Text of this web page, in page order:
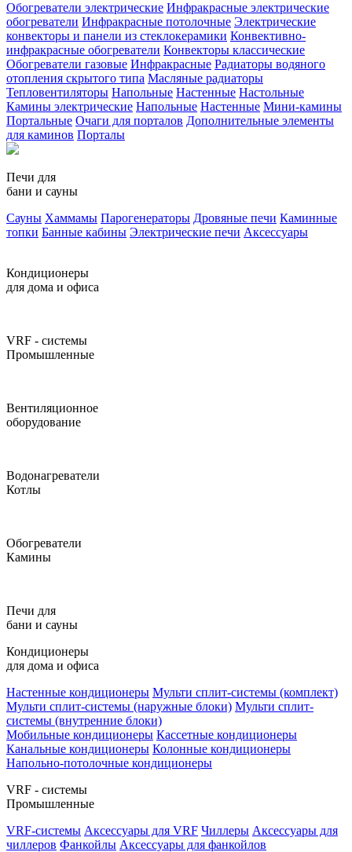
Обогреватели электрические Инфракрасные электрические
обогреватели Инфракрасные потолочные Электрические
конвекторы и панели из стеклокерамики Конвективно-
инфракрасные обогреватели Конвекторы классические
Обогреватели газовые Инфракрасные Радиаторы водяного
отопления скрытого типа Масляные радиаторы
Тепловентиляторы Напольные Настенные Настольные
Камины электрические Напольные Настенные Мини-камины
Портальные Очаги для порталов Дополнительные элементы
для каминов Порталы
Печи для
бани и сауны
Сауны Хаммамы Парогенераторы Дровяные печи Каминные
топки Банные кабины Электрические печи Аксессуары
Кондиционеры
для дома и офиса
VRF - системы
Промышленные
Вентиляционное
оборудование
Водонагреватели
Котлы
Обогреватели
Камины
Печи для
бани и сауны
Кондиционеры
для дома и офиса
Настенные кондиционеры Мульти сплит-системы (комплект)
Мульти сплит-системы (наружные блоки) Мульти сплит-
системы (внутренние блоки)
Мобильные кондиционеры Кассетные кондиционеры
Канальные кондиционеры Колонные кондиционеры
Напольно-потолочные кондиционеры
VRF - системы
Промышленные
VRF-системы Аксессуары для VRF Чиллеры Аксессуары для
чиллеров Фанкойлы Аксессуары для фанкойлов